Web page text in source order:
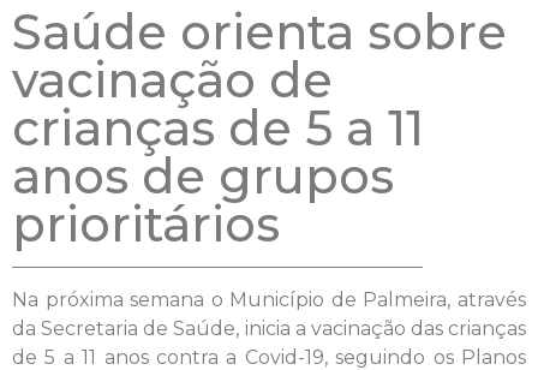
Saúde orienta sobre
vacinação de
crianças de 5 a 11
anos de grupos
prioritários
Na próxima semana o Município de Palmeira, através
da Secretaria de Saúde, inicia a vacinação das crianças
de 5 a 11 anos contra a Covid-19, seguindo os Planos